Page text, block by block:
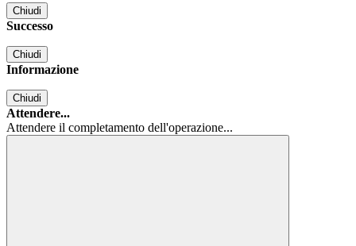
Chiudi
Successo
Chiudi
Informazione
Chiudi
Attendere...
Attendere il completamento dell'operazione...